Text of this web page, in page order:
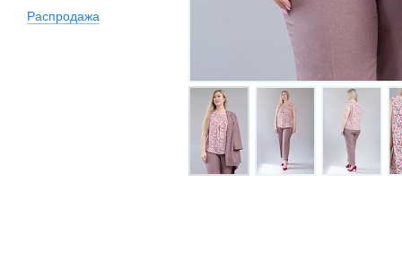
Распродажа